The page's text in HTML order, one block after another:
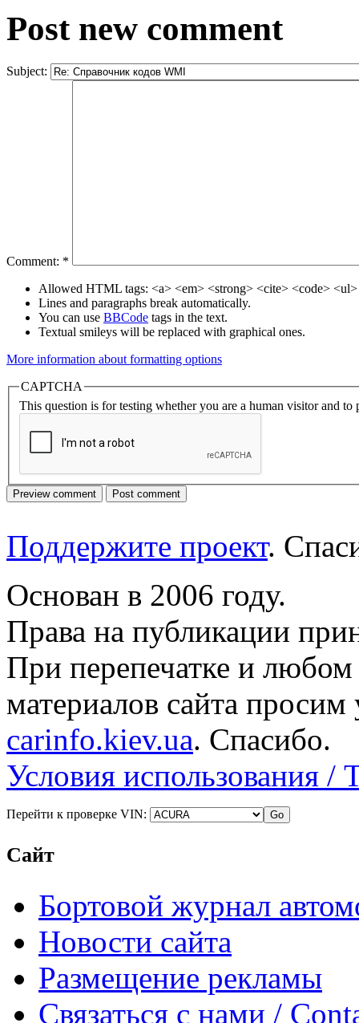
Post new comment
Subject:
Comment: *
Allowed HTML tags: <a> <em> <strong> <cite> <code>
Lines and paragraphs break automatically.
You can use BBCode tags in the text.
Textual smileys will be replaced with graphical ones.
More information about formatting options
CAPTCHA
This question is for testing whether you are a human visitor and to
Поддержите проект.
Основан в 2006 году.
Права на публикации
При перепечатке и
материалов сайта просим
carinfo.kiev.ua. Спасибо.
Условия использования /
Перейти к проверке VIN:
Сайт
Бортовой журнал
Новости сайта
Размещение рекламы
Связаться с нами /